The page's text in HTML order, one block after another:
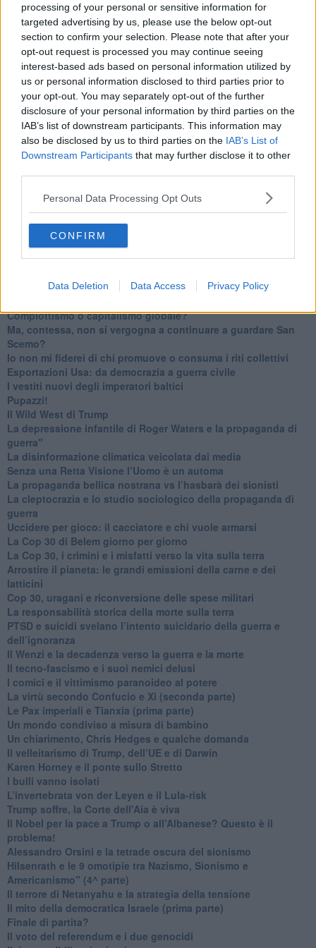
processing of your personal or sensitive information for
targeted advertising by us, please use the below opt-out
section to confirm your selection. Please note that after your
opt-out request is processed you may continue seeing
interest-based ads based on personal information utilized by
us or personal information disclosed to third parties prior to
your opt-out. You may separately opt-out of the further
disclosure of your personal information by third parties on the
IAB’s list of downstream participants. This information may
also be disclosed by us to third parties on the IAB’s List of
Downstream Participants that may further disclose it to other
Personal Data Processing Opt Outs
CONFIRM
Data Deletion Data Access Privacy Policy
Tutti morimmo a stento (3)
Tutti morimmo a stento (2)
​Tutti morimmo a stento (1)
IL CORRIDOIO BLU il resoconto del convegno
Un manuale essenziale per seguire il CORRIDOIO BLU
​Il cronoprogramma ottimale verso il full electric sui traghetti
​I costi dell’adeguamento al cold ironing
Alcune domande da esordiente agli esperti che decidono le
sorti dell’Elba
Verso il full electric a gestione pubblica dei traghetti​
​La Scienza dei Cittadini e i Cittadini per l’Aria
Trump e le sue guerre contro i deboli e contro la terra
dell’opposizione
​Date loro l’Oscar al posto del Nobel per la Pace
L'umanizzazione dell'economia e della politica
​Dopo il diluvio dei NO: un patto intergenerazionale
​Un grandioso NO ai falchi teocratici e ai loro vassalli
Donald e Bibi confinati nell’isola di St James?
​Complottismo o capitalismo globale?
​Ma, contessa, non si vergogna a continuare a guardare San
Scemo?
​Io non mi fiderei di chi promuove o consuma i riti collettivi
Esportazioni Usa: da democrazia a guerra civile
​I vestiti nuovi degli imperatori baltici
​Pupazzi!
​Il Wild West di Trump
​La depressione infantile di Roger Waters e la propaganda di
guerra"
​La disinformazione climatica veicolata dai media
Senza una Retta Visione l’Uomo è un automa
​La propaganda bellica nostrana vs l’hasbarà dei sionisti
​La cleptocrazia e lo studio sociologico della propaganda di
guerra
​Uccidere per gioco: il cacciatore e chi vuole armarsi
​La Cop 30 di Belem giorno per giorno
La Cop 30, i crimini e i misfatti verso la vita sulla terra
Arrostire il pianeta: le grandi emissioni della carne e dei
latticini
​Cop 30, uragani e riconversione delle spese militari
La responsabilità storica della morte sulla terra
PTSD e suicidi svelano l’intento suicidario della guerra e
dell’ignoranza
Il Wenzi e la decadenza verso la guerra e la morte
​Il tecno-fascismo e i suoi nemici delusi
​I comici e il vittimismo paranoideo al potere
​La virtù secondo Confucio e Xi (seconda parte)
Le Pax imperiali e Tianxia (prima parte)
Un mondo condiviso a misura di bambino
​Un chiarimento, Chris Hedges e qualche domanda
Il velleitarismo di Trump, dell’UE e di Darwin
​Karen Horney e il ponte sullo Stretto
​I bulli vanno isolati
L’invertebrata von der Leyen e il Lula-risk
Trump soffre, la Corte dell'Aia è viva
​Il Nobel per la pace a Trump o all’Albanese? Questo è il
problema!
​Alessandro Orsini e la tetrade oscura del sionismo
​Hilsenrath e le 9 omotipie tra Nazismo, Sionismo e
Americanismo" (4^ parte)
​Il terrore di Netanyahu e la strategia della tensione
Il mito della democratica Israele (prima parte)
​Finale di partita?
​Il voto del referendum e i due genocidi